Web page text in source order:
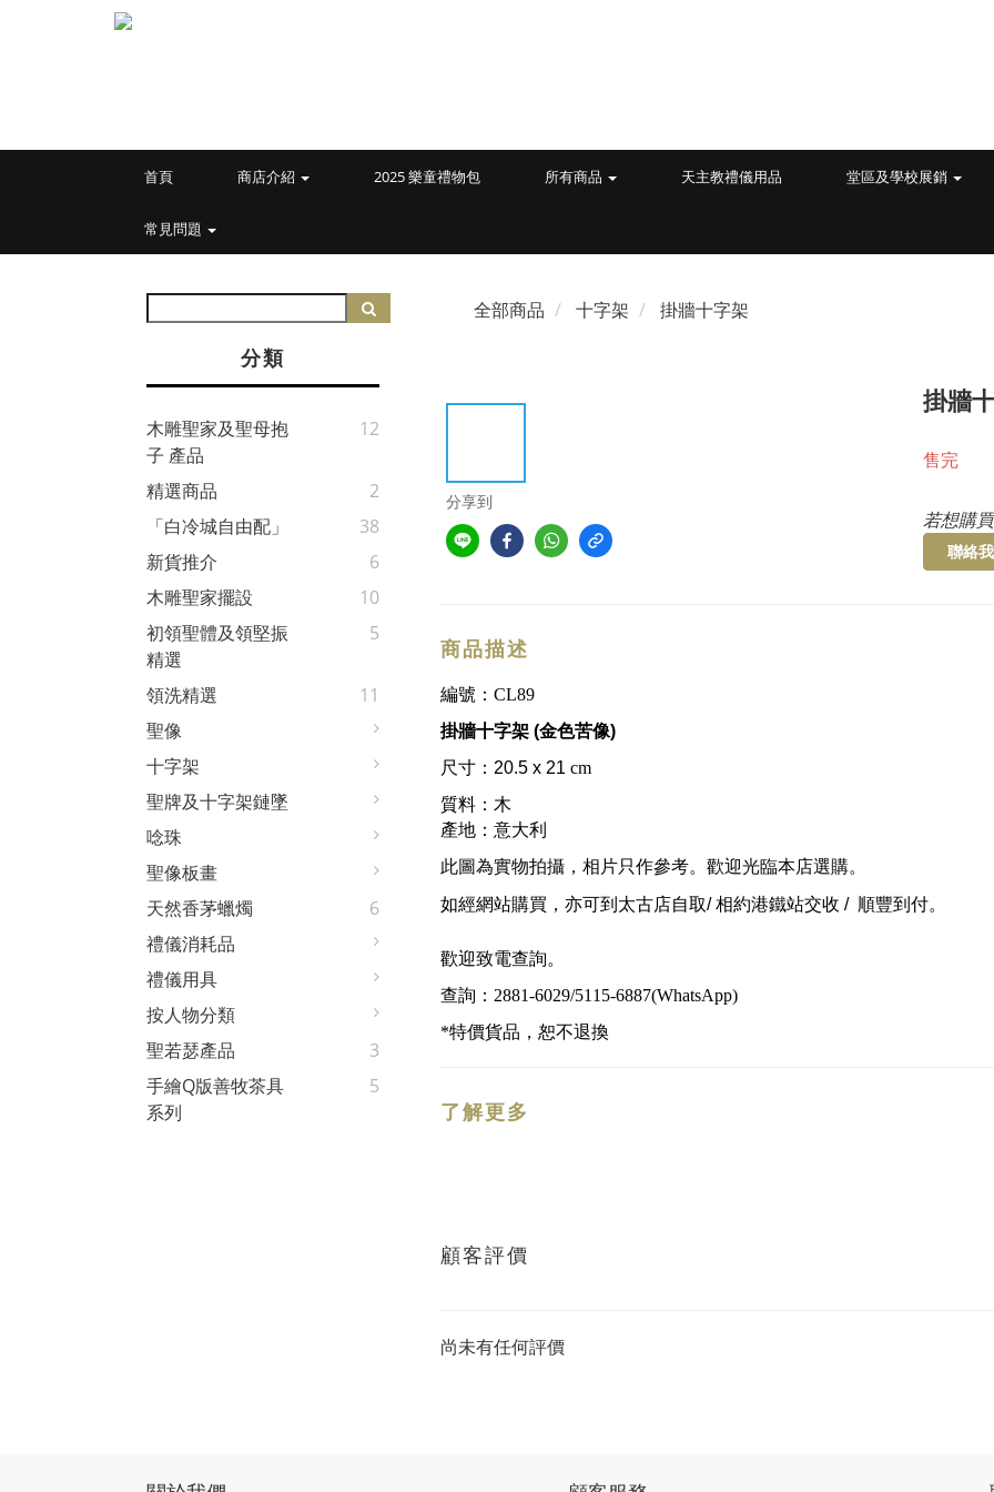
首頁 商店介紹 2025 樂童禮物包 所有商品 天主教禮儀用品 堂區及學校展銷
常見問題
分類
木雕聖家及聖母抱
子 產品
12
精選商品
2
「白冷城自由配」
38
新貨推介
6
木雕聖家擺設
10
初領聖體及領堅振
精選
5
領洗精選
11
聖像
十字架
聖牌及十字架鏈墜
唸珠
聖像板畫
天然香茅蠟燭
6
禮儀消耗品
禮儀用具
按人物分類
聖若瑟產品
3
手繪Q版善牧茶具
系列
5
全部商品 十字架 掛牆十字架
分享到
掛牆
售完
若想購
聯絡
商品描述
編號： CL89
掛牆十字架 (金色苦像)
尺寸：20.5 x 21 cm
質料：木
產地：意大利
此圖為實物拍攝， 相片只作參考。 歡迎光臨本店選購。
如經網站購買，亦可到太古店自取/ 相約港鐵站交收 / 順豐到付。
歡迎致電查詢。
查詢： 2881-6029/5115-6887(WhatsApp)
*特價貨品，恕不退換
了解更多
顧客評價
尚未有任何評價